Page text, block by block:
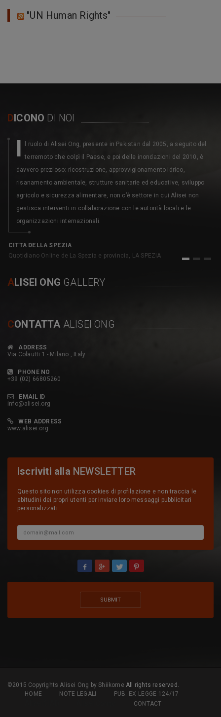
"UN Human Rights"
DICONO DI NOI
I
l ruolo di Alisei Ong, presente in Pakistan dal 2005, a seguito del
terremoto che colpì il Paese, e poi delle inondazioni del 2010, è
davvero prezioso: ricostruzione, approvvigionamento idrico,
risanamento ambientale, strutture sanitarie ed educative, sviluppo
agricolo e sicurezza alimentare, non c’è settore in cui Alisei non
gestisca interventi in collaborazione con le autorità locali e le
organizzazioni internazionali.
CITTA DELLA SPEZIA
Quotidiano Online de La Spezia e provincia, LA SPEZIA
1 2 3
ALISEI ONG GALLERY
CONTATTA ALISEI ONG
ADDRESS
Via Colautti 1 - Milano , Italy
PHONE NO
+39 (02) 66805260
EMAIL ID
info@alisei.org
WEB ADDRESS
www.alisei.org
iscriviti alla NEWSLETTER
Questo sito non utilizza cookies di profilazione e non traccia le
abitudini dei propri utenti per inviare loro messaggi pubblicitari
personalizzati.
©2015 Copyrights Alisei Ong by ShiikomeAll rights reserved.
HOME
NOTE LEGALI PUB. EX LEGGE 124/17
CONTACT